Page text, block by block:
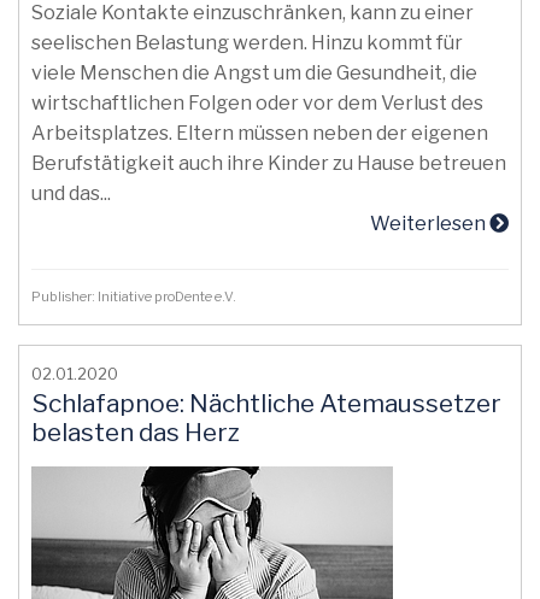
Soziale Kontakte einzuschränken, kann zu einer
seelischen Belastung werden. Hinzu kommt für
viele Menschen die Angst um die Gesundheit, die
wirtschaftlichen Folgen oder vor dem Verlust des
Arbeitsplatzes. Eltern müssen neben der eigenen
Berufstätigkeit auch ihre Kinder zu Hause betreuen
und das...
Weiterlesen
Publisher: Initiative proDente e.V.
02.01.2020
Schlafapnoe: Nächtliche Atemaussetzer
belasten das Herz